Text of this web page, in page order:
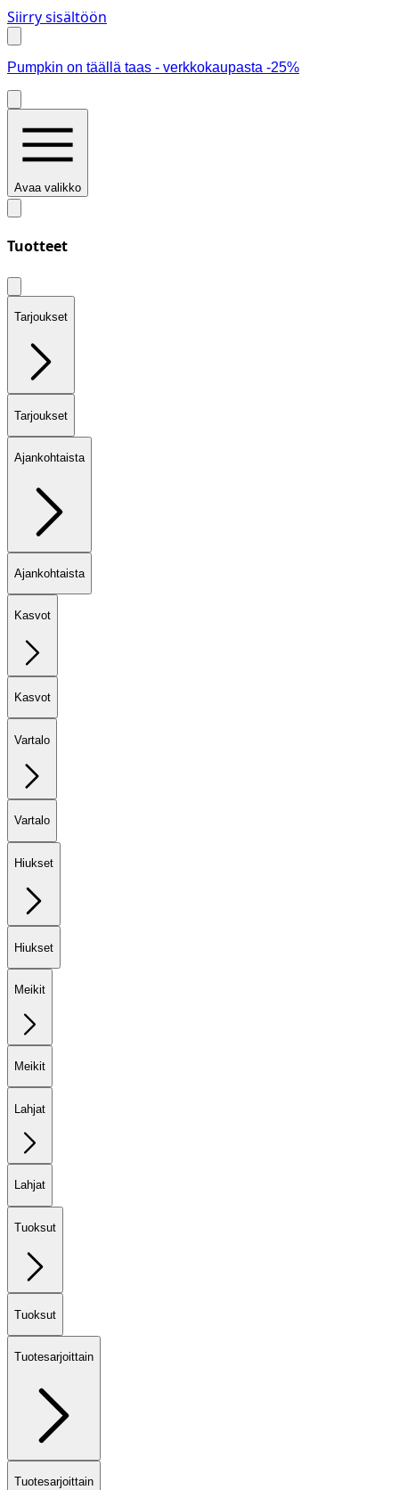
Siirry sisältöön
Pumpkin on täällä taas - verkkokaupasta -25%
Avaa valikko
Tuotteet
Tarjoukset
Tarjoukset
Ajankohtaista
Ajankohtaista
Kasvot
Kasvot
Vartalo
Vartalo
Hiukset
Hiukset
Meikit
Meikit
Lahjat
Lahjat
Tuoksut
Tuoksut
Tuotesarjoittain
Tuotesarjoittain